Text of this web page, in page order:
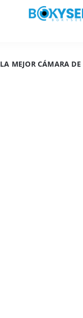
LA MEJOR CÁMARA